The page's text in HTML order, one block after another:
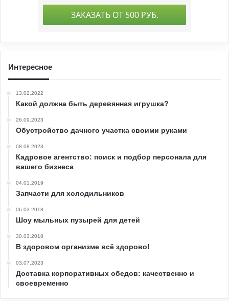
Интересное
13.02.2022
Какой должна быть деревянная игрушка?
26.09.2023
Обустройство дачного участка своими руками
08.08.2023
Кадровое агентство: поиск и подбор персонала для
вашего бизнеса
04.01.2019
Запчасти для холодильников
06.03.2018
Шоу мыльных пузырей для детей
30.03.2018
В здоровом организме всё здорово!
03.07.2023
Доставка корпоративных обедов: качественно и
своевременно